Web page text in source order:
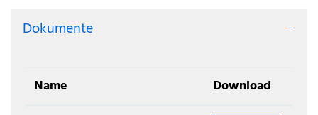
Dokumente
Name
Download